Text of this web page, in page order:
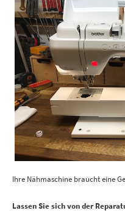
Ihre Nähmaschine braucht eine
Lassen Sie sich von der